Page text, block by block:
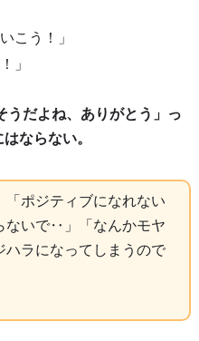
こう！」
」
うだよね、ありがとう」っ
ならない。
ポジティブになれない
ないで‥」「なんかモヤ
ハラになってしまうので